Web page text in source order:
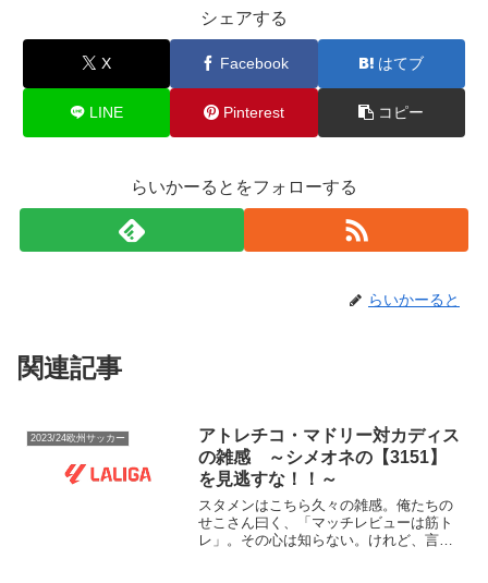
シェアする
X Facebook はてブ
LINE Pinterest コピー
らいかーるとをフォローする
らいかーると
関連記事
2023/24欧州サッカー
アトレチコ・マドリー対カディス
の雑感 ～シメオネの【3151】
を見逃すな！！～
スタメンはこちら久々の雑感。俺たちの
せこさん曰く、「マッチレビューは筋ト
レ」。その心は知らない。けれど、言葉